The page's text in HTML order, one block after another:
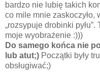
bardzo nie lubię takich
co mile mnie
„rozsypuje drobinki
moje wyobrażenie :)))
Do samego końca nie
lub atut;) Początki były
obsługiwać;)